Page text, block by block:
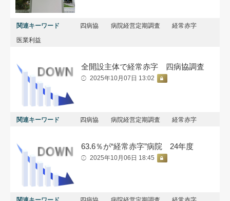
関連キーワード 四病協 病院経営定期調査
経常赤字
医業利益
全開設主体で経常赤字 四病協調査
2025年10月07日 13:02
関連キーワード 四病協 病院経営定期調査 経常赤字
63.6％が“経常赤字”病院 24年度
2025年10月06日 18:45